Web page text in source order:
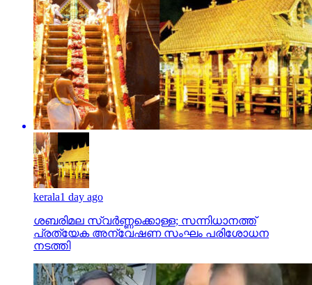
kerala1 day ago
ശബരിമല സ്വര്‍ണ്ണക്കൊള്ള; സന്നിധാനത്ത്
പ്രത്യേക അന്വേഷണ സംഘം പരിശോധന
നടത്തി